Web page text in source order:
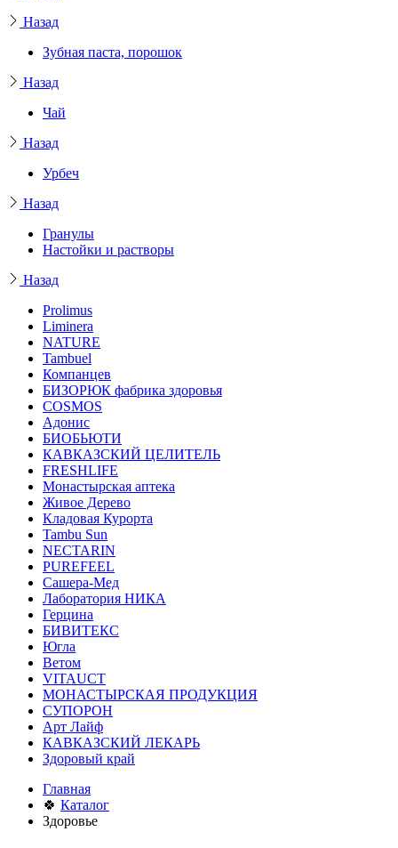
Назад
Зубная паста, порошок
Назад
Чай
Назад
Урбеч
Назад
Гранулы
Настойки и растворы
Назад
Prolimus
Liminera
NATURE
Tambuel
Компанцев
БИЗОРЮК фабрика здоровья
COSMOS
Адонис
БИОБЬЮТИ
КАВКАЗСКИЙ ЦЕЛИТЕЛЬ
FRESHLIFE
Монастырская аптека
Живое Дерево
Кладовая Курорта
Tambu Sun
NECTARIN
PUREFEEL
Сашера-Мед
Лаборатория НИКА
Герцина
БИВИТЕКС
Югла
Ветом
VITAUCT
МОНАСТЫРСКАЯ ПРОДУКЦИЯ
СУПОРОН
Арт Лайф
КАВКАЗСКИЙ ЛЕКАРЬ
Здоровый край
Главная
🍀 Каталог
Здоровье